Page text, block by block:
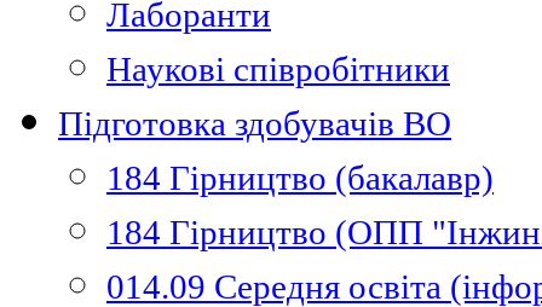
Лаборанти
Наукові співробітники
Підготовка здобувачів ВО
184 Гірництво (бакалавр)
184 Гірництво (ОПП
014.09 Середня освіта